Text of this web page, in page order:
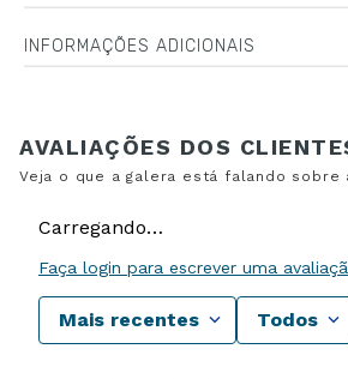
INFORMAÇÕES ADICIONAIS
Carregando…
Faça login para escrever uma
Mais recentes Todos